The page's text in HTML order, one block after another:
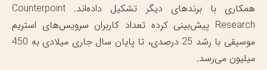
همکاری با برندهای دیگر تشکیل داده‌اند. Counterpoint
Research پیش‌بینی کرده تعداد کاربران سرویس‌های استریم
موسیقی با رشد 25 درصدی، تا پایان سال جاری میلادی به 450
میلیون می‌رسد.